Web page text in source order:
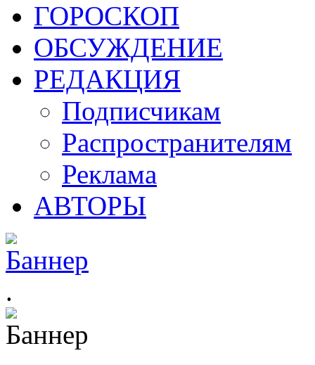
ГОРОСКОП
ОБСУЖДЕНИЕ
РЕДАКЦИЯ
Подписчикам
Распространителям
Реклама
АВТОРЫ
.